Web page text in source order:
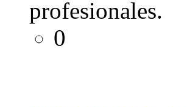
profesionales.
0